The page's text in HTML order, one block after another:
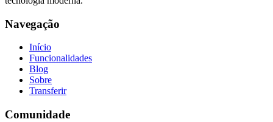
Navegação
Início
Funcionalidades
Blog
Sobre
Transferir
Comunidade